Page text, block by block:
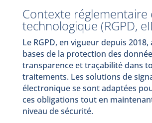
Contexte réglementaire
technologique (RGPD,
Le RGPD, en vigueur depuis 2018,
bases de la protection des
transparence et traçabilité dans
traitements. Les solutions de
électronique se sont adaptées
ces obligations tout en
niveau de sécurité.